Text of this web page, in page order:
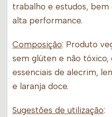
trabalho e estudos,
alta performance.
Composição: Produto
sem glúten e não
essenciais de alecrim,
e laranja doce.
Sugestões de utilização: